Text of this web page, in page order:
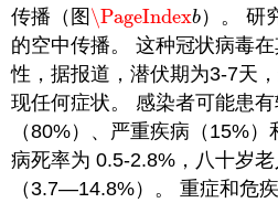
传播（图 \PageIndexb
\PageIndexb）。 研
的空中传播。 这种冠状病毒
性，据报道，潜伏期为3-7天
现任何症状。 感染者可能患
（80%）、严重疾病（15%
病死率为 0.5-2.8%，八十岁
（3.7—14.8%）。 重症和危